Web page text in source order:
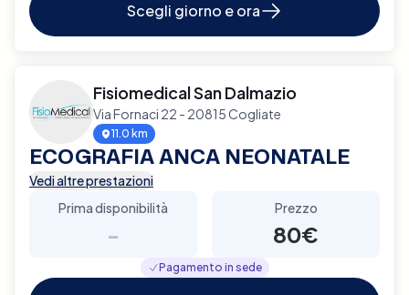
Scegli giorno e ora
Fisiomedical San Dalmazio
Via Fornaci 22 - 20815 Cogliate
11.0 km
ECOGRAFIA ANCA NEONATALE
Vedi altre prestazioni
Prima disponibilità
-
Prezzo
80€
Pagamento in sede